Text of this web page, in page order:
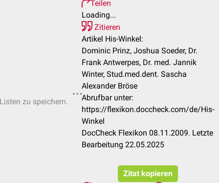
zu speichern.
Teilen
Loading...
Zitieren
Artikel His-Winkel:
Dominic Prinz, Joshua Soeder, Dr.
Frank Antwerpes, Dr. med. Jannik
Winter, Stud.med.dent. Sascha
Alexander Bröse
Abrufbar unter:
https://flexikon.doccheck.com/de/His-
Winkel
DocCheck Flexikon 08.11.2009. Letzte
Bearbeitung 22.05.2025
Zitat kopieren